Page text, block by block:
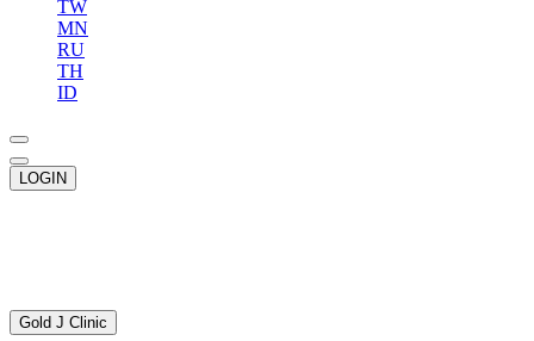
TW
MN
RU
TH
ID
LOGIN
Gold J Clinic